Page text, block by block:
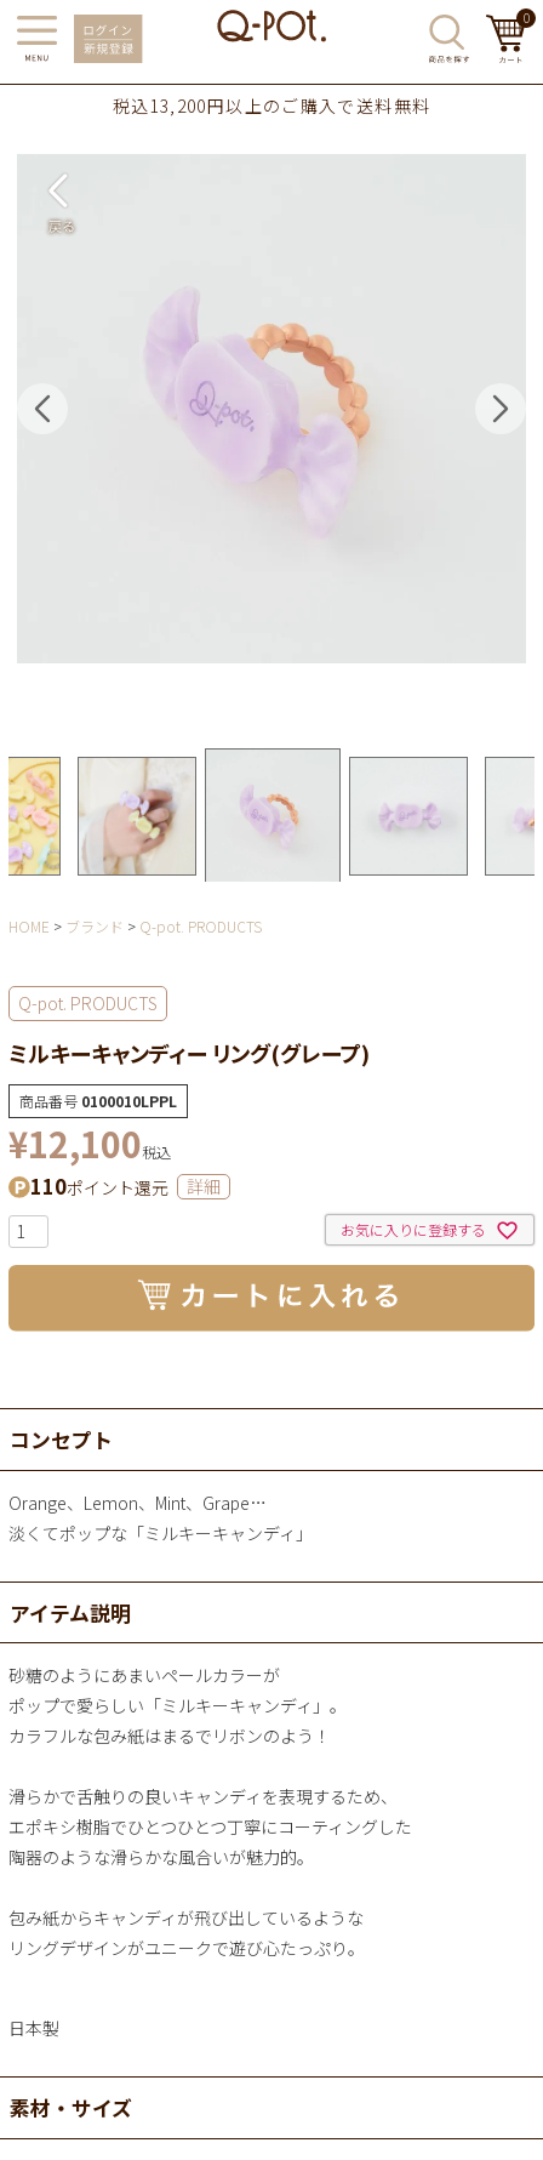
0
税込13,200円以上のご購入で送料無料
HOME ブランド Q-pot. PRODUCTS
Q-pot. PRODUCTS
ミルキーキャンディー リング(グレープ)
商品番号 0100010LPPL
¥12,100税込
110ポイント還元 詳細
お気に入りに登録する
コンセプト
Orange、Lemon、Mint、Grape…
淡くてポップな「ミルキーキャンディ」
アイテム説明
砂糖のようにあまいペールカラーが
ポップで愛らしい「ミルキーキャンディ」。
カラフルな包み紙はまるでリボンのよう！
滑らかで舌触りの良いキャンディを表現するため、
エポキシ樹脂でひとつひとつ丁寧にコーティングした
陶器のような滑らかな風合いが魅力的。
包み紙からキャンディが飛び出しているような
リングデザインがユニークで遊び心たっぷり。
日本製
素材・サイズ